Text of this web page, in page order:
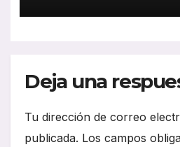
Deja una
Tu dirección de correo
publicada. Los campos